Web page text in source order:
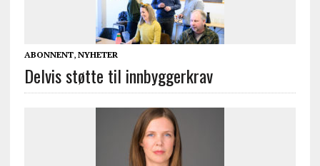
ABONNENT, NYHETER
Delvis støtte til innbyggerkrav